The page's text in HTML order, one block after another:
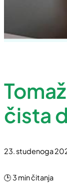
čista
23. studenoga
🕒 3 min čitanja